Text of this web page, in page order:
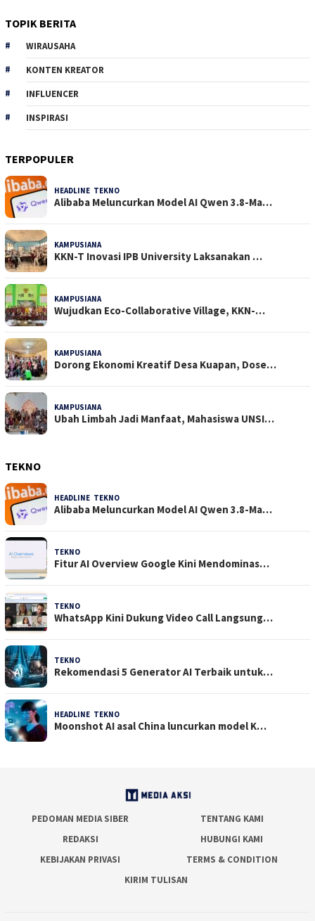
TOPIK BERITA
WIRAUSAHA
KONTEN KREATOR
INFLUENCER
INSPIRASI
TERPOPULER
HEADLINE TEKNO
Alibaba Meluncurkan Model AI Qwen 3.8-Ma…
KAMPUSIANA
KKN-T Inovasi IPB University Laksanakan …
KAMPUSIANA
Wujudkan Eco-Collaborative Village, KKN-…
KAMPUSIANA
Dorong Ekonomi Kreatif Desa Kuapan, Dose…
KAMPUSIANA
Ubah Limbah Jadi Manfaat, Mahasiswa UNSI…
TEKNO
HEADLINE TEKNO
Alibaba Meluncurkan Model AI Qwen 3.8-Ma…
TEKNO
Fitur AI Overview Google Kini Mendominas…
TEKNO
WhatsApp Kini Dukung Video Call Langsung…
TEKNO
Rekomendasi 5 Generator AI Terbaik untuk…
HEADLINE TEKNO
Moonshot AI asal China luncurkan model K…
PEDOMAN MEDIA SIBER
TENTANG KAMI
REDAKSI
HUBUNGI KAMI
KEBIJAKAN PRIVASI
TERMS & CONDITION
KIRIM TULISAN